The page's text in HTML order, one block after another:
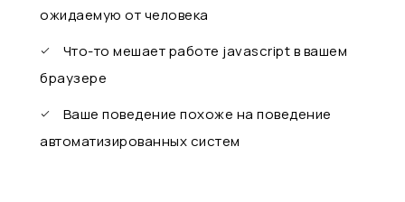
ожидаемую от человека
Что-то мешает работе javascript в вашем
браузере
Ваше поведение похоже на поведение
автоматизированных систем